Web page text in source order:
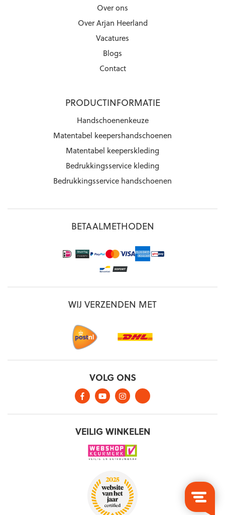
Over ons
Over Arjan Heerland
Vacatures
Blogs
Contact
PRODUCTINFORMATIE
Handschoenenkeuze
Matentabel keepershandschoenen
Matentabel keeperskleding
Bedrukkingsservice kleding
Bedrukkingsservice handschoenen
BETAALMETHODEN
WIJ VERZENDEN MET